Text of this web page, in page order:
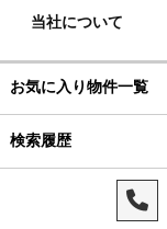
当社について
お気に入り物件一覧
検索履歴